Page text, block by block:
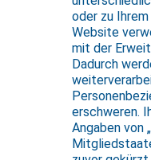
oder zu
Website
mit der
Dadurch
erschweren.
Angaben von